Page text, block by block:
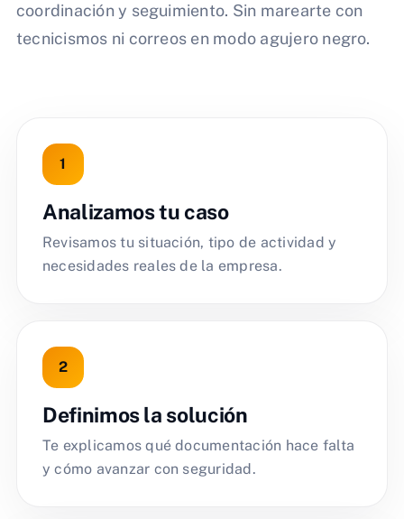
coordinación y seguimiento. Sin marearte con
tecnicismos ni correos en modo agujero negro.
Analizamos tu caso
Revisamos tu situación, tipo de actividad y
necesidades reales de la empresa.
Definimos la solución
Te explicamos qué documentación hace falta
y cómo avanzar con seguridad.